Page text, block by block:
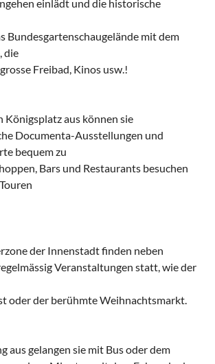
einlädt und die historische
Bundesgartenschaugelände mit dem
die
Freibad, Kinos usw.!
Königsplatz aus können sie
Documenta-Ausstellungen und
bequem zu
Bars und Restaurants besuchen
der Innenstadt finden neben
Veranstaltungen statt, wie der
oder der berühmte Weihnachtsmarkt.
aus gelangen sie mit Bus oder dem